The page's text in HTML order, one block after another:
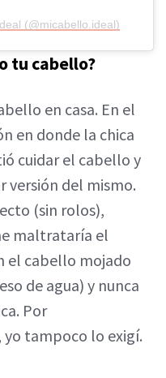
(@micabello.ideal)
tu cabello?
en casa. En el
en donde la chica
cuidar el cabello y
versión del mismo.
(sin rolos),
maltrataría el
el cabello mojado
de agua) y nunca
Por
tampoco lo exigí.